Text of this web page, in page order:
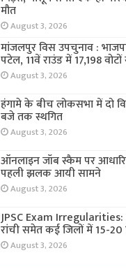
मौत
August 3, 2026
मांजलपुर विस उपचुनाव :
पटेल, 11वें राउंड में 17,198
August 3, 2026
हंगामे के बीच लोकसभा में दो
बजे तक स्थगित
August 3, 2026
ऑनलाइन जॉब स्कैम पर
पहली झलक आयी सामने
August 3, 2026
JPSC Exam Irregularities:
रांची समेत कई जिलों में 15-20
August 3, 2026